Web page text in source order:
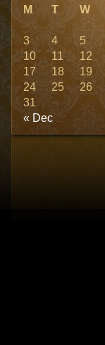
M T W
« Dec
3
4 5
10
11 12
17
18 19
24
25 26
31